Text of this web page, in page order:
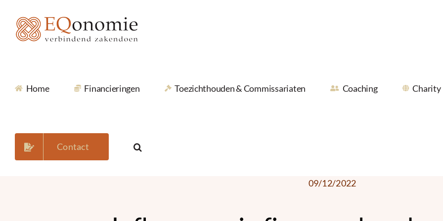
naar
inhoud
Home Financieringen Toezichthouden & Commissariaten Coaching Charity
Contact
09/12/2022